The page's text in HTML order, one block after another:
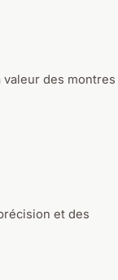
des montres
et des